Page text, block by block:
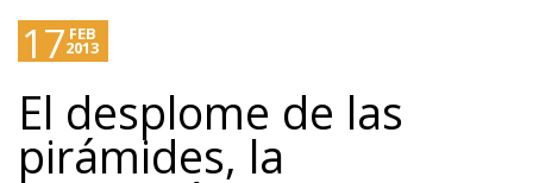
17 FEB
2013
El desplome de las
pirámides, la